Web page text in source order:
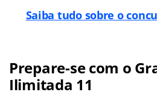
Saiba tudo sobre o
Prepare-se com o
Ilimitada 11